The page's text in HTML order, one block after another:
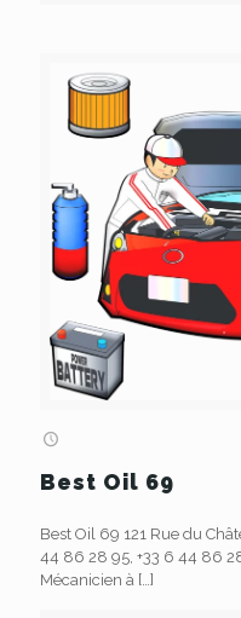
Best Oil 69
Best Oil 69 121 Rue du
44 86 28 95, +33 6 44 86
Mécanicien à […]